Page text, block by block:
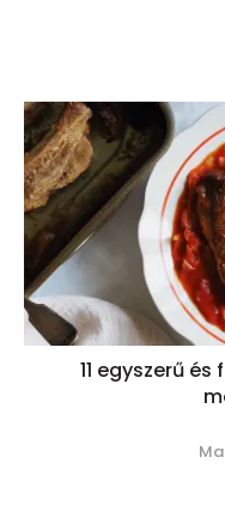
11 egyszerű